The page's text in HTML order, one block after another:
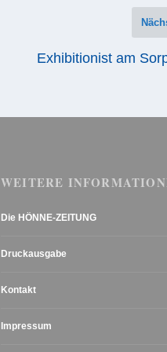
Exhibitionist am
WEITERE
Die HÖNNE-ZEITUNG
Druckausgabe
Kontakt
Impressum